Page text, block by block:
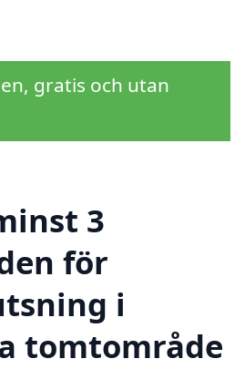
gratis och utan
3
för
i
tomtområde